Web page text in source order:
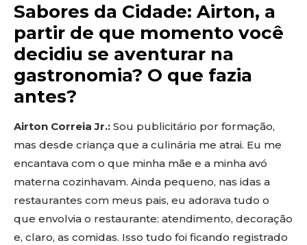
Sabores da Cidade: Airton, a
partir de que momento você
decidiu se aventurar na
gastronomia? O que fazia
antes?
Airton Correia Jr.: Sou publicitário por formação,
mas desde criança que a culinária me atrai. Eu me
encantava com o que minha mãe e a minha avó
materna cozinhavam. Ainda pequeno, nas idas a
restaurantes com meus pais, eu adorava tudo o
que envolvia o restaurante: atendimento, decoração
e, claro, as comidas. Isso tudo foi ficando registrado